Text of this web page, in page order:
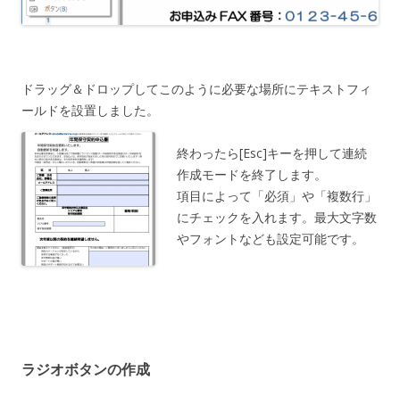
ドラッグ＆ドロップしてこのように必要な場所にテキストフィ
ールドを設置しました。
終わったら[Esc]キーを押して連続
作成モードを終了します。
項目によって「必須」や「複数行」
にチェックを入れます。最大文字数
やフォントなども設定可能です。
ラジオボタンの作成